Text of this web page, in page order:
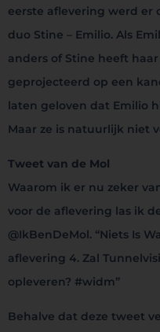
eerste aflevering werd
duo Stine – Emilio. Als
anders of Stine heeft
geprojecteerd op een
laten geloven dat Emilio
Maar ze is natuurlijk niet
Tweet van de Mol
Waarom ik er nu zeker
voor de aflevering las ik
@IkBenDeMol. “Niets Is
aflevering 4. Zal
opleveren? #widm”
Behalve dat deze tweet